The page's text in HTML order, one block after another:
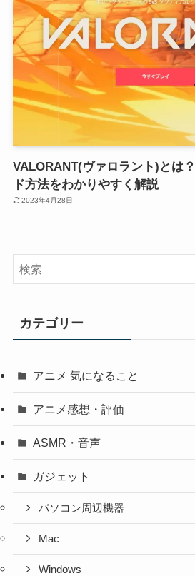
VALORANT(ヴァロラント)とは
ド方法をわかりやすく解説
2023年4月28日
カテゴリー
アニメ 気になること
アニメ感想・評価
ASMR・音声
ガジェット
パソコン周辺機器
Mac
Windows